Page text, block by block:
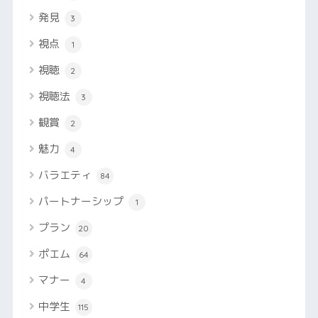
発見 3
視点 1
視聴 2
視聴法 3
観賞 2
魅力 4
バラエティ 84
パートナーシップ 1
プラン 20
ポエム 64
マナー 4
中学生 115